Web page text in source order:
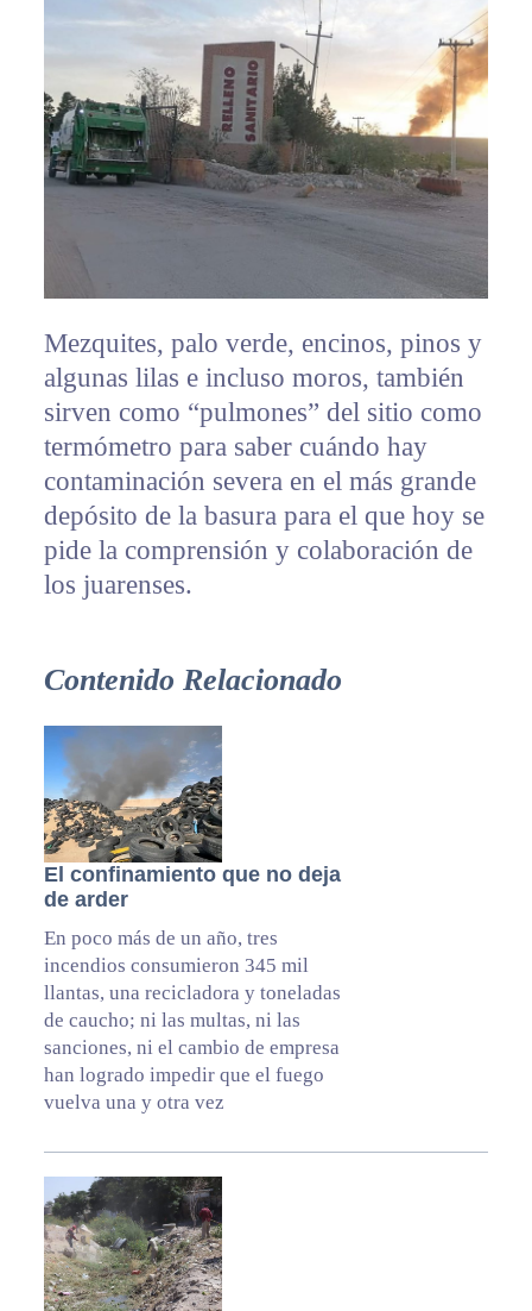
Mezquites, palo verde, encinos, pinos y
algunas lilas e incluso moros, también
sirven como “pulmones” del sitio como
termómetro para saber cuándo hay
contaminación severa en el más grande
depósito de la basura para el que hoy se
pide la comprensión y colaboración de
los juarenses.
Contenido Relacionado
El confinamiento que no deja
de arder
En poco más de un año, tres
incendios consumieron 345 mil
llantas, una recicladora y toneladas
de caucho; ni las multas, ni las
sanciones, ni el cambio de empresa
han logrado impedir que el fuego
vuelva una y otra vez